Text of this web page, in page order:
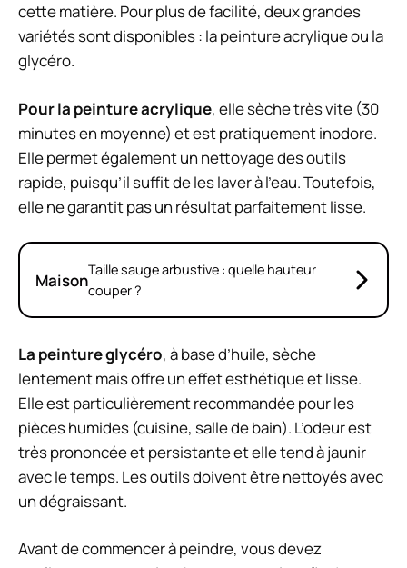
cette matière. Pour plus de facilité, deux grandes
variétés sont disponibles : la peinture acrylique ou la
glycéro.
Pour la peinture acrylique, elle sèche très vite (30
minutes en moyenne) et est pratiquement inodore.
Elle permet également un nettoyage des outils
rapide, puisqu’il suffit de les laver à l’eau. Toutefois,
elle ne garantit pas un résultat parfaitement lisse.
MaisonTaille sauge arbustive : quelle hauteur
couper ?
La peinture glycéro, à base d’huile, sèche
lentement mais offre un effet esthétique et lisse.
Elle est particulièrement recommandée pour les
pièces humides (cuisine, salle de bain). L’odeur est
très prononcée et persistante et elle tend à jaunir
avec le temps. Les outils doivent être nettoyés avec
un dégraissant.
Avant de commencer à peindre, vous devez